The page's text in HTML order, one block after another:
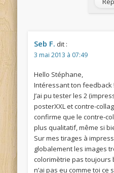
Seb F. dit :
3 mai 2013 à 07:49
Hello Stéphane,
Intéressant ton feedback !
J’ai pu tester les 2
posterXXL et contre-
confirme que le contre-
plus qualitatif, même si
Sur mes tirages à
globalement les images
colorimètrie pas toujours
n’ai pas eu comme toi ce